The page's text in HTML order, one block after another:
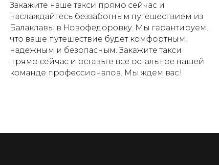
Закажите наше такси прямо сейчас и
наслаждайтесь беззаботным путешествием из
Балаклавы в Новофедоровку. Мы гарантируем,
что ваше путешествие будет комфортным,
надежным и безопасным. Закажите такси
прямо сейчас и оставьте все остальное нашей
команде профессионалов. Мы ждем вас!